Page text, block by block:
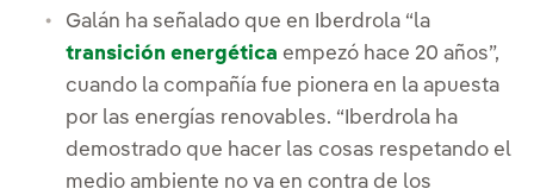
Galán ha señalado que en Iberdrola “la
transición energética empezó hace 20 años”,
cuando la compañía fue pionera en la apuesta
por las energías renovables. “Iberdrola ha
demostrado que hacer las cosas respetando el
medio ambiente no va en contra de los